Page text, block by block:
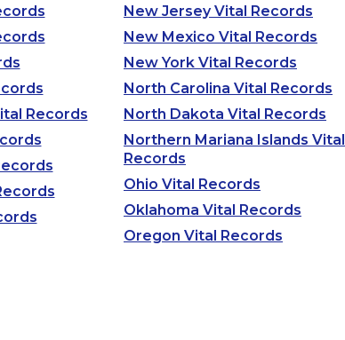
Records
New Jersey Vital Records
New Mexico Vital Records
New York Vital Records
North Carolina Vital Records
North Dakota Vital Records
Northern Mariana Islands Vital
Records
Ohio Vital Records
Oklahoma Vital Records
Oregon Vital Records